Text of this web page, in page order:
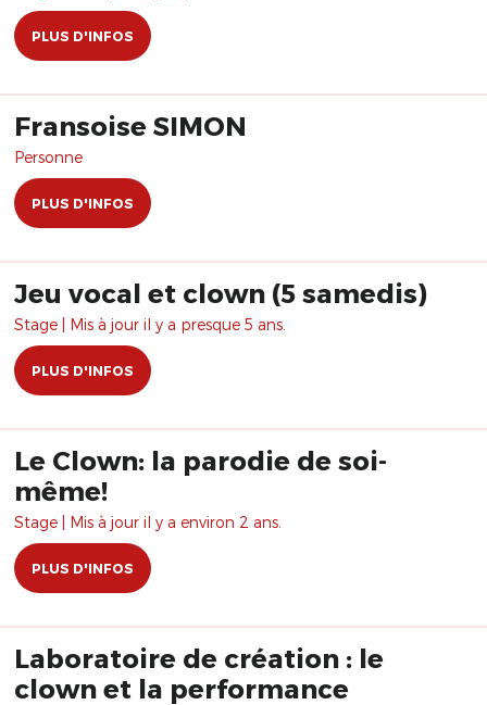
PLUS D'INFOS
Fransoise SIMON
Personne
PLUS D'INFOS
Jeu vocal et clown (5 samedis)
Stage | Mis à jour il y a presque 5 ans.
PLUS D'INFOS
Le Clown: la parodie de soi-
même!
Stage | Mis à jour il y a environ 2 ans.
PLUS D'INFOS
Laboratoire de création : le
clown et la performance